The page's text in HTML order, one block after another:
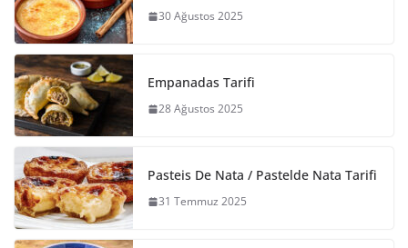
30 Ağustos 2025
Empanadas Tarifi
28 Ağustos 2025
Pasteis De Nata / Pastelde Nata Tarifi
31 Temmuz 2025